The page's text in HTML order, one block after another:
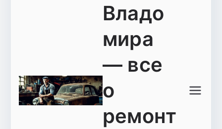
Владо
мира
— все
о
ремонт